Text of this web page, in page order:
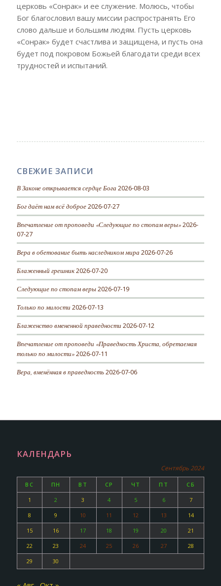
церковь «Сонрак» и ее служение. Молюсь, чтобы
Бог благословил вашу миссии распространять Его
слово дальше и большим людям. Пусть церковь
«Сонрак» будет счастлива и защищена, и пусть она
будет под покровом Божьей благодати среди всех
трудностей и испытаний.
СВЕЖИЕ ЗАПИСИ
В Законе открывается сердце Бога 2026-08-03
Бог даёт нам всё доброе 2026-07-27
Впечатление от проповеди «Следующие по стопам веры» 2026-
07-27
Вера в обетование быть наследником мира 2026-07-26
Блаженный грешник 2026-07-20
Следующие по стопам веры 2026-07-19
Только по милости 2026-07-13
Блаженство вмененной праведности 2026-07-12
Впечатление от проповеди «Праведность Христа, обретаемая
только по милости» 2026-07-11
Вера, вменённая в праведность 2026-07-06
КАЛЕНДАРЬ
Сентябрь 2024
ВС ПН ВТ СР ЧТ ПТ СБ
1 2 3 4 5 6 7
8 9 10 11 12 13 14
15 16 17 18 19 20 21
22 23 24 25 26 27 28
29 30